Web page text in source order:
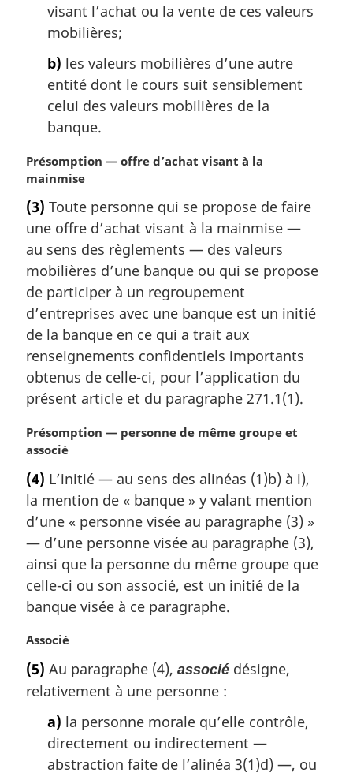
visant l’achat ou la vente de ces valeurs
mobilières;
b) les valeurs mobilières d’une autre
entité dont le cours suit sensiblement
celui des valeurs mobilières de la
banque.
N
o
e
m
a
r
i
n
a
l
:
Présomption — offre d’achat visant à la
mainmise
(3) Toute personne qui se propose de faire
une offre d’achat visant à la mainmise —
au sens des règlements — des valeurs
mobilières d’une banque ou qui se propose
de participer à un regroupement
d’entreprises avec une banque est un initié
de la banque en ce qui a trait aux
renseignements confidentiels importants
obtenus de celle-ci, pour l’application du
présent article et du paragraphe 271.1(1).
N
o
e
m
a
i
n
a
e
Présomption — personne de même groupe et
associé
(4) L’initié — au sens des alinéas (1)b) à i),
la mention de « banque » y valant mention
d’une « personne visée au paragraphe (3) »
— d’une personne visée au paragraphe (3),
ainsi que la personne du même groupe que
celle-ci ou son associé, est un initié de la
banque visée à ce paragraphe.
N
t
e
Associé
(5) Au paragraphe (4), associé désigne,
relativement à une personne :
a) la personne morale qu’elle contrôle,
directement ou indirectement —
abstraction faite de l’alinéa 3(1)d) —, ou